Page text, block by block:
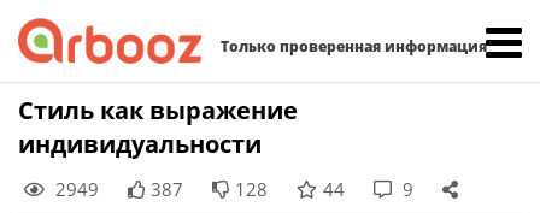
Только проверенная информация
Skip
content
Стиль как выражение
индивидуальности
2949 387 128 44 9
Найти: